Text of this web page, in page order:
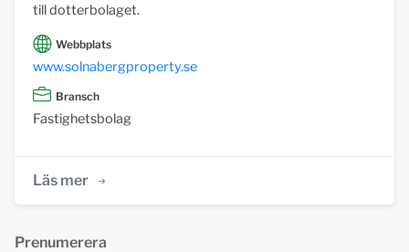
till dotterbolaget.
Webbplats
www.solnabergproperty.se
Bransch
Fastighetsbolag
Läs mer
Prenumerera